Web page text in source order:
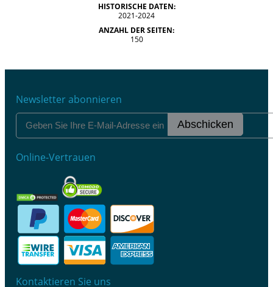
HISTORISCHE DATEN:
2021-2024
ANZAHL DER SEITEN:
150
Newsletter abonnieren
Abschicken
Online-Vertrauen
Kontaktieren Sie uns